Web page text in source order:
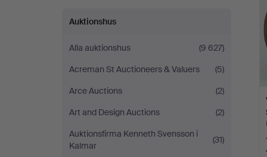
Auktionshus
Alla auktionshus
(9 627)
Acreman St Auctioneers & Valuers
(5)
Arce Auctions
(2)
Art and Design Auctions
(2)
Auktionsfirma Kenneth Svensson i
Kalmar
(31)